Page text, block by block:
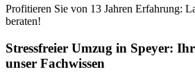
Profitieren Sie von 13 Jahren Erfahrung:
beraten!
Stressfreier Umzug in Speyer:
unser Fachwissen